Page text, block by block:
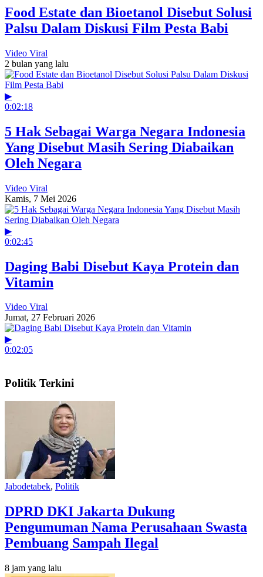
Food Estate dan Bioetanol Disebut Solusi
Palsu Dalam Diskusi Film Pesta Babi
Video Viral
2 bulan yang lalu
▶
0:02:18
5 Hak Sebagai Warga Negara Indonesia
Yang Disebut Masih Sering Diabaikan
Oleh Negara
Video Viral
Kamis, 7 Mei 2026
▶
0:02:45
Daging Babi Disebut Kaya Protein dan
Vitamin
Video Viral
Jumat, 27 Februari 2026
▶
0:02:05
Politik Terkini
Jabodetabek, Politik
DPRD DKI Jakarta Dukung
Pengumuman Nama Perusahaan Swasta
Pembuang Sampah Ilegal
8 jam yang lalu